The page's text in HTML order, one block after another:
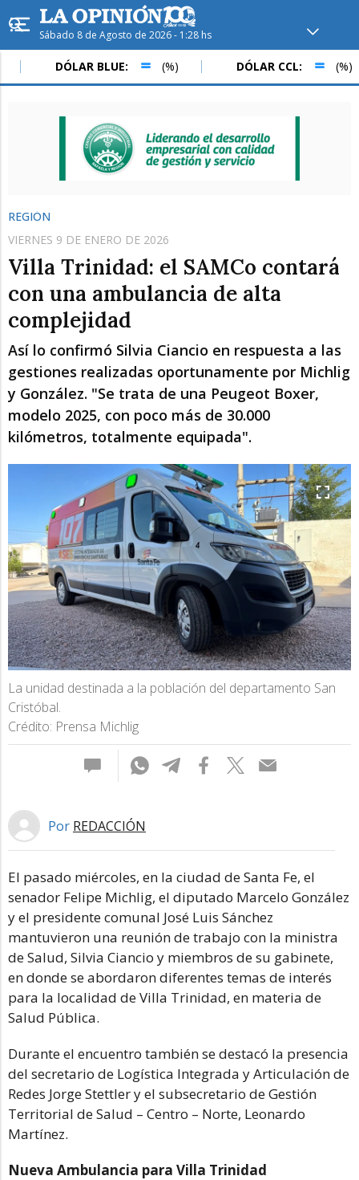
Sábado 8 de Agosto de 2026 - 1:28 hs
Hoy enRafaela ver clima
Mín / Máx
Humedad
Presión
Sáb
DÓLAR BLUE: (%) DÓLAR CCL: (%)
REGIÓN
VIERNES 9 DE ENERO DE 2026
Villa Trinidad: el SAMCo contará
con una ambulancia de alta
complejidad
Así lo confirmó Silvia Ciancio en respuesta a las
gestiones realizadas oportunamente por Michlig
y González. "Se trata de una Peugeot Boxer,
modelo 2025, con poco más de 30.000
kilómetros, totalmente equipada".
La unidad destinada a la población del departamento San
Cristóbal.
Crédito: Prensa Michlig
Por REDACCIÓN
El pasado miércoles, en la ciudad de Santa Fe, el
senador Felipe Michlig, el diputado Marcelo González
y el presidente comunal José Luis Sánchez
mantuvieron una reunión de trabajo con la ministra
de Salud, Silvia Ciancio y miembros de su gabinete,
en donde se abordaron diferentes temas de interés
para la localidad de Villa Trinidad, en materia de
Salud Pública.
Durante el encuentro también se destacó la presencia
del secretario de Logística Integrada y Articulación de
Redes Jorge Stettler y el subsecretario de Gestión
Territorial de Salud – Centro – Norte, Leonardo
Martínez.
Nueva Ambulancia para Villa Trinidad